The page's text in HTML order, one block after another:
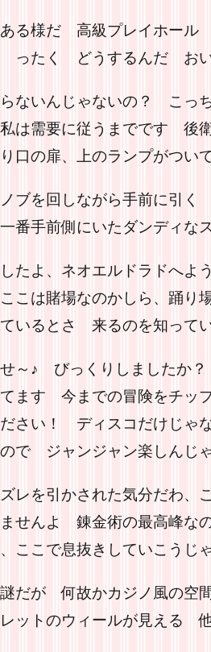
ある様だ 高級プレイホー
するんだ おい
らないんじゃないの？ こっ
私は需要に従うまでです 後
口の扉、上のランプがつ
ノブを回しながら手前に引
番手前側にいたダンディ
たよ、ネオエルドラドへよ
こは賭場なのかしら、踊り
ているとさ 来るのを知って
～♪ びっくりしましたか
ます 今までの冒険をチッ
ださい！ ディスコだけじ
で ジャンジャン楽しんじ
レを引かされた気分だわ、
せんよ 錬金術の最高峰な
ここで息抜きしていこうじ
だが 何故かカジノ風の空
ットのウィールが見える